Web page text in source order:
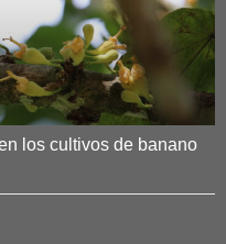
los cultivos de banano